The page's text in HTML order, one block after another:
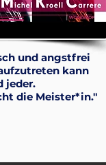
und angstfrei
kann
jeder.
die Meister*in."